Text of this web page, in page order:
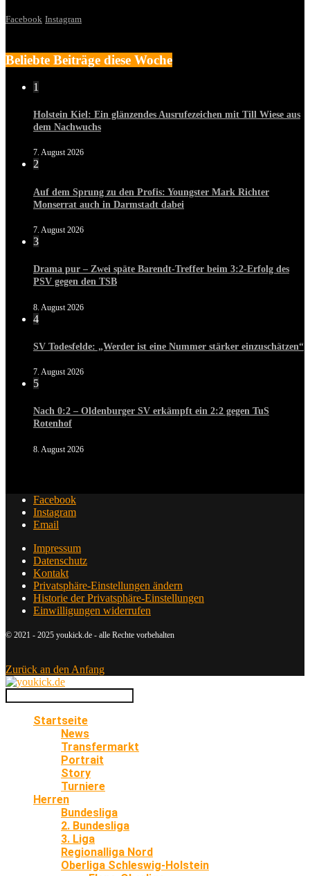
Facebook Instagram
Beliebte Beiträge diese Woche
1
Holstein Kiel: Ein glänzendes Ausrufezeichen mit Till Wiese aus
dem Nachwuchs
7. August 2026
2
Auf dem Sprung zu den Profis: Youngster Mark Richter
Monserrat auch in Darmstadt dabei
7. August 2026
3
Drama pur – Zwei späte Barendt-Treffer beim 3:2-Erfolg des
PSV gegen den TSB
8. August 2026
4
SV Todesfelde: „Werder ist eine Nummer stärker einzuschätzen“
7. August 2026
5
Nach 0:2 – Oldenburger SV erkämpft ein 2:2 gegen TuS
Rotenhof
8. August 2026
Facebook
Instagram
Email
Impressum
Datenschutz
Kontakt
Privatsphäre-Einstellungen ändern
Historie der Privatsphäre-Einstellungen
Einwilligungen widerrufen
© 2021 - 2025 youkick.de - alle Rechte vorbehalten
Zurück an den Anfang
Startseite
News
Transfermarkt
Portrait
Story
Turniere
Herren
Bundesliga
2. Bundesliga
3. Liga
Regionalliga Nord
Oberliga Schleswig-Holstein